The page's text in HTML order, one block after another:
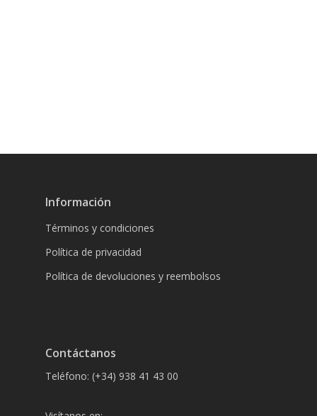
Información
Términos y condiciones
Política de privacidad
Política de devoluciones y reembolsos
Contáctanos
Teléfono: (+34) 938 41 43 00